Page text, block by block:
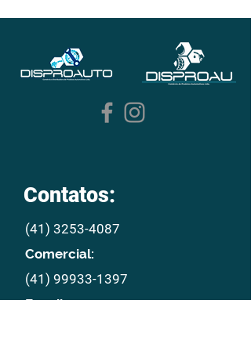
Contatos:
(41) 3253-4087
Comercial:
(41) 99933-1397
E mail: